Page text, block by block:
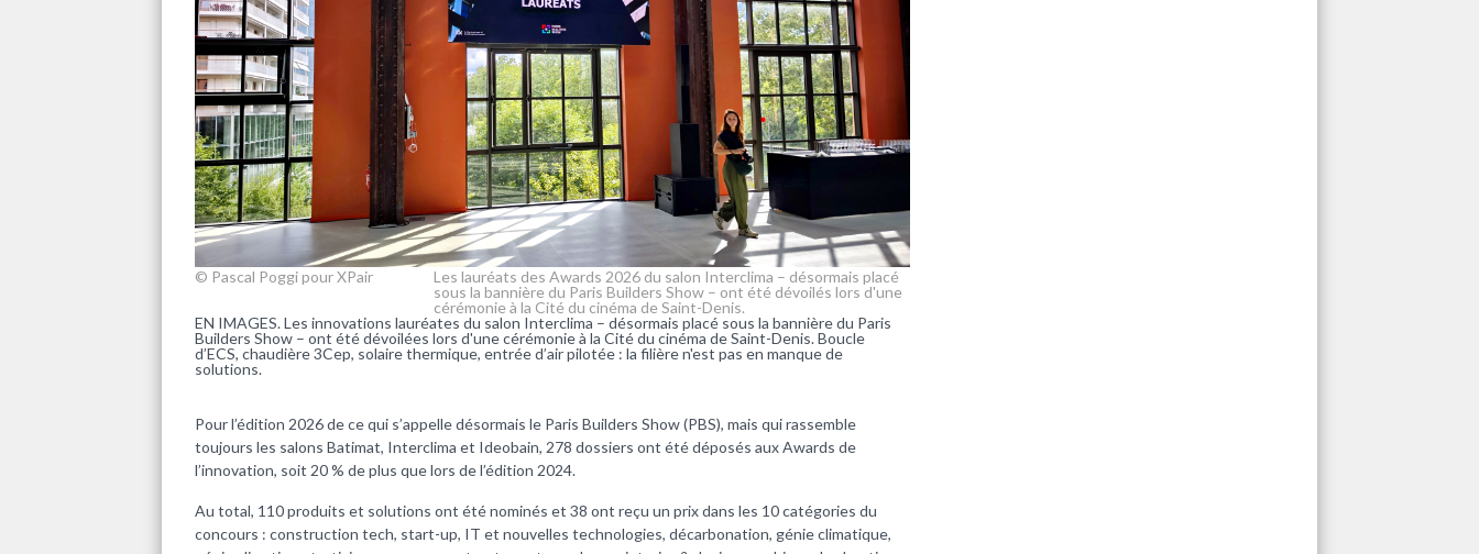
© Pascal Poggi pour XPair
Les lauréats des Awards 2026 du salon Interclima – désormais placé
sous la bannière du Paris Builders Show – ont été dévoilés lors d'une
cérémonie à la Cité du cinéma de Saint-Denis.
EN IMAGES. Les innovations lauréates du salon Interclima – désormais placé sous la bannière du Paris
Builders Show – ont été dévoilées lors d'une cérémonie à la Cité du cinéma de Saint-Denis. Boucle
d’ECS, chaudière 3Cep, solaire thermique, entrée d’air pilotée : la filière n'est pas en manque de
solutions.
Pour l’édition 2026 de ce qui s’appelle désormais le Paris Builders Show (PBS), mais qui rassemble
toujours les salons Batimat, Interclima et Ideobain, 278 dossiers ont été déposés aux Awards de
l’innovation, soit 20 % de plus que lors de l’édition 2024.
Au total, 110 produits et solutions ont été nominés et 38 ont reçu un prix dans les 10 catégories du
concours : construction tech, start-up, IT et nouvelles technologies, décarbonation, génie climatique,